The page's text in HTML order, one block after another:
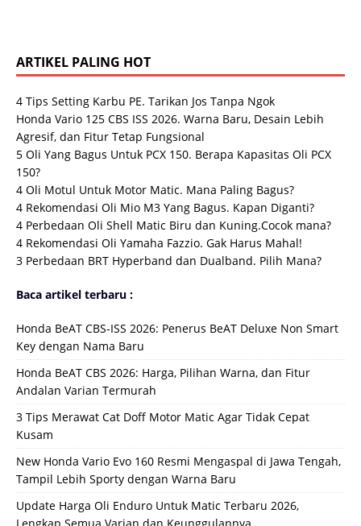
ARTIKEL PALING HOT
4 Tips Setting Karbu PE. Tarikan Jos Tanpa Ngok
Honda Vario 125 CBS ISS 2026. Warna Baru, Desain Lebih
Agresif, dan Fitur Tetap Fungsional
5 Oli Yang Bagus Untuk PCX 150. Berapa Kapasitas Oli PCX
150?
4 Oli Motul Untuk Motor Matic. Mana Paling Bagus?
4 Rekomendasi Oli Mio M3 Yang Bagus. Kapan Diganti?
4 Perbedaan Oli Shell Matic Biru dan Kuning.Cocok mana?
4 Rekomendasi Oli Yamaha Fazzio. Gak Harus Mahal!
3 Perbedaan BRT Hyperband dan Dualband. Pilih Mana?
Baca artikel terbaru :
Honda BeAT CBS-ISS 2026: Penerus BeAT Deluxe Non Smart
Key dengan Nama Baru
Honda BeAT CBS 2026: Harga, Pilihan Warna, dan Fitur
Andalan Varian Termurah
3 Tips Merawat Cat Doff Motor Matic Agar Tidak Cepat
Kusam
New Honda Vario Evo 160 Resmi Mengaspal di Jawa Tengah,
Tampil Lebih Sporty dengan Warna Baru
Update Harga Oli Enduro Untuk Matic Terbaru 2026,